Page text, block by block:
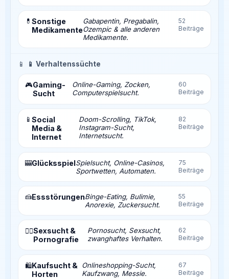
💊 Sonstige
Medikamente
Gabapentin, Pregabalin,
Ozempic & alle anderen
Medikamente.
52
Beiträge
📱 📱 Verhaltenssüchte
🎮Gaming-
Sucht
Online-Gaming, Zocken,
Computerspielsucht.
60
Beiträge
📱 Social
Media &
Internet
Doom-Scrolling, TikTok,
Instagram-Sucht,
Internetsucht.
82
Beiträge
🎰GlücksspielSpielsucht, Online-Casinos,
Sportwetten, Automaten.
75
Beiträge
🍰EssstörungenBinge-Eating, Bulimie,
Anorexie, Zuckersucht.
55
Beiträge
❤️‍🔥Sexsucht &
Pornografie
Pornosucht, Sexsucht,
zwanghaftes Verhalten.
62
Beiträge
🛍️Kaufsucht &
Horten
Onlineshopping-Sucht,
Kaufzwang, Messie.
67
Beiträge